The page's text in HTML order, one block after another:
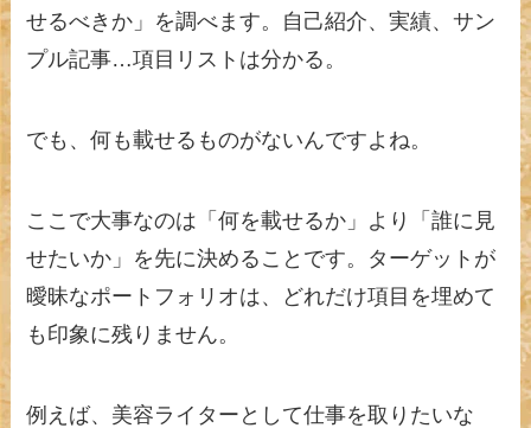
せるべきか」を調べます。自己紹介、実績、サン
プル記事…項目リストは分かる。
でも、何も載せるものがないんですよね。
ここで大事なのは「何を載せるか」より「誰に見
せたいか」を先に決めることです。ターゲットが
曖昧なポートフォリオは、どれだけ項目を埋めて
も印象に残りません。
例えば、美容ライターとして仕事を取りたいな